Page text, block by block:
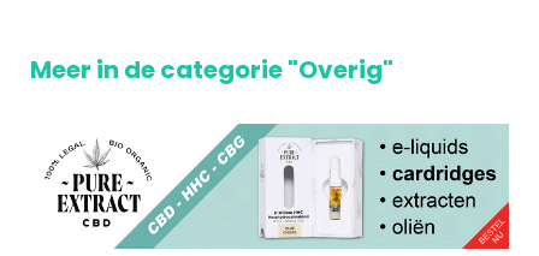
Meer in de categorie "Overig"